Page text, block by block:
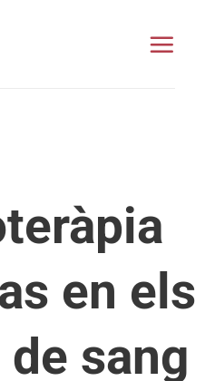
en els
sang